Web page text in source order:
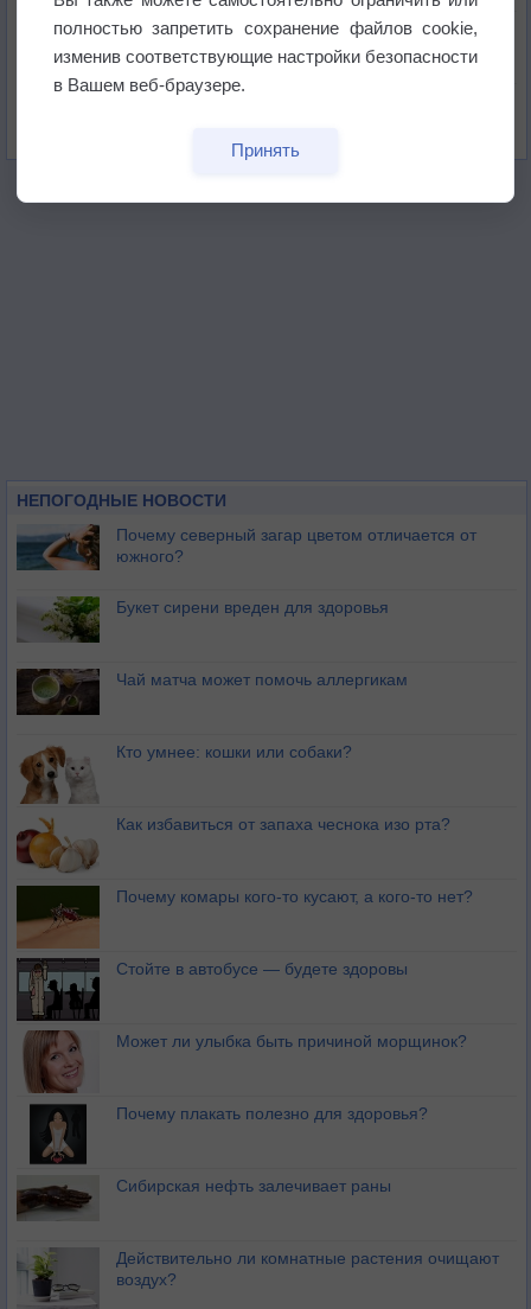
В Приморье обнаружены морские волны тепла
Изменение климата повлияло на ареал обитания
НЕПОГОДНЫЕ НОВОСТИ
Почему северный загар цветом отличается от
южного?
Букет сирени вреден для здоровья
Чай матча может помочь аллергикам
Кто умнее: кошки или собаки?
Как избавиться от запаха чеснока изо рта?
Почему комары кого-то кусают, а кого-то нет?
Стойте в автобусе — будете здоровы
Может ли улыбка быть причиной морщинок?
Почему плакать полезно для здоровья?
Сибирская нефть залечивает раны
Действительно ли комнатные растения очищают
воздух?
полностью запретить сохранение файлов cookie,
изменив соответствующие настройки безопасности
в Вашем веб-браузере.
Принять